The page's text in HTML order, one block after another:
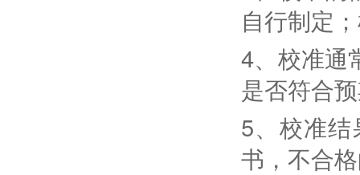
自行制定
4、校准通
是否符合
5、校准
书，不合